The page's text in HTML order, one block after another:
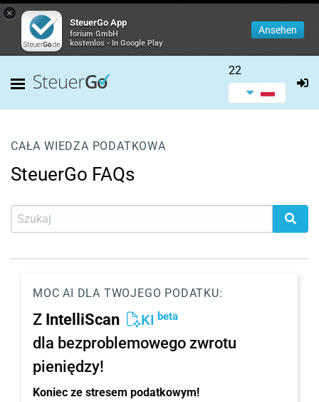
×
SteuerGo App
forium GmbH
kostenlos - In Google Play
Ansehen
22
CAŁA WIEDZA PODATKOWA
SteuerGo FAQs
MOC AI DLA TWOJEGO PODATKU:
Z IntelliScan KI beta
dla bezproblemowego zwrotu
pieniędzy!
Koniec ze stresem podatkowym!